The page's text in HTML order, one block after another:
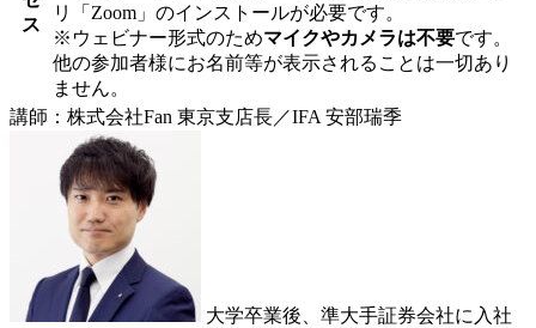
ス
リ「Zoom」のインストールが必要です。
※ウェビナー形式のためマイクやカメラは不要です。
他の参加者様にお名前等が表示されることは一切あり
ません。
講師：株式会社Fan 東京支店長／IFA 安部瑞季
大学卒業後、準大手証券会社に入社